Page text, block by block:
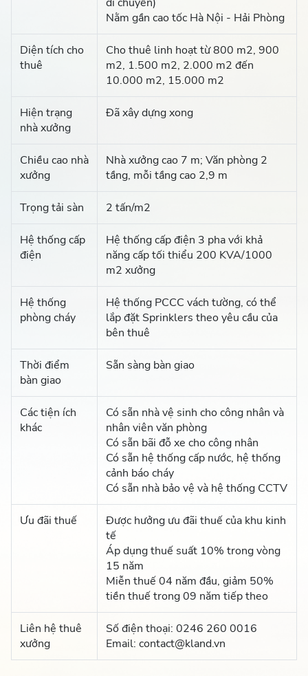
Nằm gần cao tốc Hà Nội - Hải Phòng
Diện tích cho
thuê
Cho thuê linh hoạt từ 800 m2, 900
m2, 1.500 m2, 2.000 m2 đến
10.000 m2, 15.000 m2
Hiện trạng
nhà xưởng
Đã xây dựng xong
Chiều cao nhà
xưởng
Nhà xưởng cao 7 m; Văn phòng 2
tầng, mỗi tầng cao 2,9 m
Trọng tải sàn 2 tấn/m2
Hệ thống cấp
điện
Hệ thống cấp điện 3 pha với khả
năng cấp tối thiểu 200 KVA/1000
m2 xưởng
Hệ thống
phòng cháy
Hệ thống PCCC vách tường, có thể
lắp đặt Sprinklers theo yêu cầu của
bên thuê
Thời điểm
bàn giao
Sẵn sàng bàn giao
Các tiện ích
khác
Có sẵn nhà vệ sinh cho công nhân và
nhân viên văn phòng
Có sẵn bãi đỗ xe cho công nhân
Có sẵn hệ thống cấp nước, hệ thống
cảnh báo cháy
Có sẵn nhà bảo vệ và hệ thống CCTV
Ưu đãi thuế
Được hưởng ưu đãi thuế của khu kinh
tế
Áp dụng thuế suất 10% trong vòng
15 năm
Miễn thuế 04 năm đầu, giảm 50%
tiền thuế trong 09 năm tiếp theo
Liên hệ thuê
xưởng
Số điện thoại: 0246 260 0016
Email: contact@kland.vn